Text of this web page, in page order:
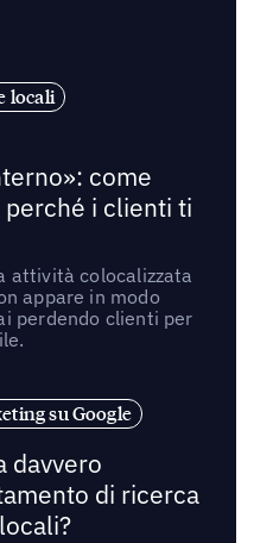
locali
come
i clienti ti
attività colocalizzata
appare in modo
perdendo clienti per
su Google
davvero
di ricerca